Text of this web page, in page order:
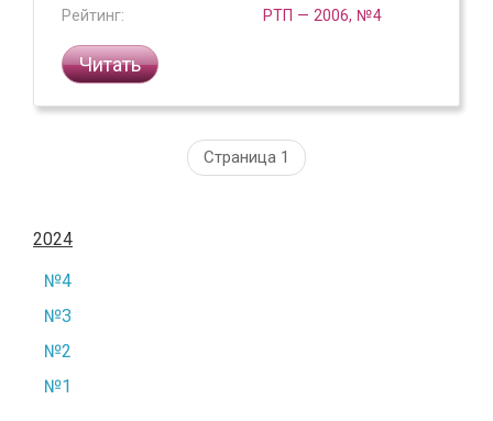
Рейтинг:
РТП — 2006, №4
Читать
Страница 1
2024
№4
№3
№2
№1